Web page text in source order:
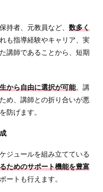
持者、元教員など、 数多く
も指導経験やキャリア、実
講師であることから、短期
から自由に選択が可能。講
め、講師との折り合いが悪
防げます。
ジュールを組み立てている
ためのサポート機能を豊富
ートも行えます。